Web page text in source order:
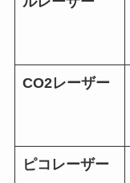
CO2レーザー
ピコレーザー